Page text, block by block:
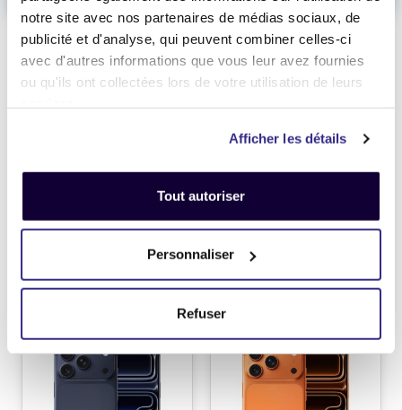
notre site avec nos partenaires de médias sociaux, de
publicité et d'analyse, qui peuvent combiner celles-ci
avec d'autres informations que vous leur avez fournies
ou qu'ils ont collectées lors de votre utilisation de leurs
Afficher les détails
Tout autoriser
Personnaliser
Refuser
Revendez simplement votre
Smartphone !
Reprise de votre Mac au
meilleur prix !
iPhone 17 Pro Max 1To
iPhone 17 Pro 1To
1 050,00 €